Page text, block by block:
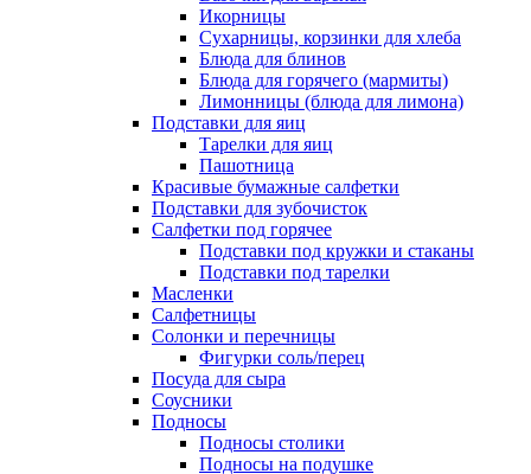
Икорницы
Сухарницы, корзинки для хлеба
Блюда для блинов
Блюда для горячего (мармиты)
Лимонницы (блюда для лимона)
Подставки для яиц
Тарелки для яиц
Пашотница
Красивые бумажные салфетки
Подставки для зубочисток
Салфетки под горячее
Подставки под кружки и стаканы
Подставки под тарелки
Масленки
Салфетницы
Солонки и перечницы
Фигурки соль/перец
Посуда для сыра
Соусники
Подносы
Подносы столики
Подносы на подушке